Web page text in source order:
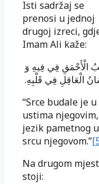
Isti sadržaj se
prenosi u jednoj
drugoj izreci,
Imam Ali kaže:
الْأَحْمَقِ فِي فِيهِ وَ
الْعَاقِلِ فِي قَلْبِهِ.
“Srce budale je u
ustima
jezik pametnog u
srcu njegovom.”
Na drugom
stoji: